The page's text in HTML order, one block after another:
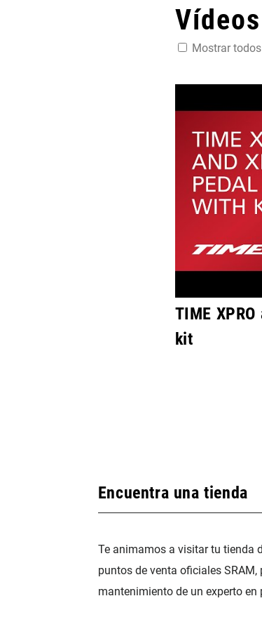
Vídeos
Mostrar
TIME
kit
Encuentra una tienda
Te animamos a visitar tu tienda
puntos de venta oficiales
mantenimiento de un experto en